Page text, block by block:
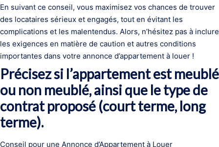
En suivant ce conseil, vous maximisez vos chances de trouver
des locataires sérieux et engagés, tout en évitant les
complications et les malentendus. Alors, n’hésitez pas à inclure
les exigences en matière de caution et autres conditions
importantes dans votre annonce d’appartement à louer !
Précisez si l’appartement est meublé
ou non meublé, ainsi que le type de
contrat proposé (court terme, long
terme).
Conseil pour une Annonce d’Appartement à Louer